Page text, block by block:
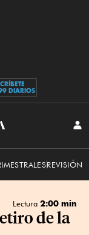
DIARIOS
REVISIÓN
Lectura 2:00 min
de la